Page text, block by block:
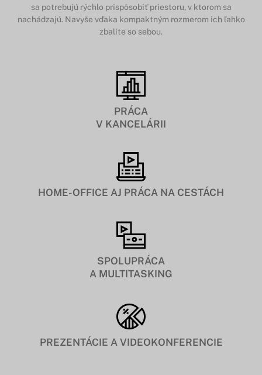
sa potrebujú rýchlo prispôsobiť priestoru, v ktorom sa
nachádzajú. Navyše vďaka kompaktným rozmerom ich ľahko
zbalíte so sebou.
PRÁCA
V KANCELÁRII
HOME-OFFICE AJ PRÁCA NA CESTÁCH
SPOLUPRÁCA
A MULTITASKING
PREZENTÁCIE A VIDEOKONFERENCIE